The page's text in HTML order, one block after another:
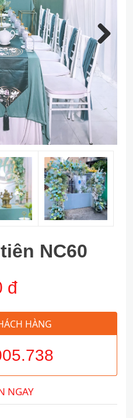
Next
NC60
đ
HÀNG
NGAY